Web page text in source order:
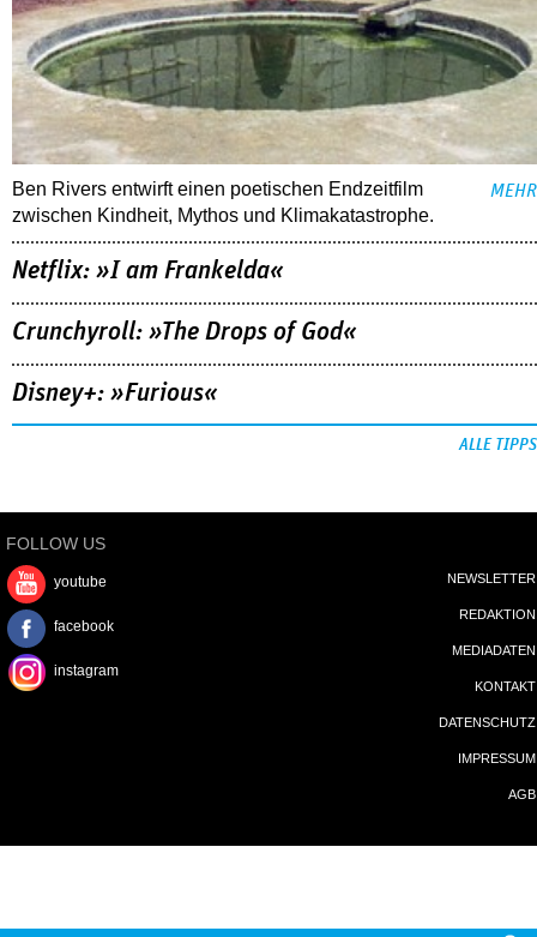
Ben Rivers entwirft einen poetischen Endzeitfilm
zwischen Kindheit, Mythos und Klimakatastrophe.
MEHR
Netflix: »I am Frankelda«
Crunchyroll: »The Drops of God«
Disney+: »Furious«
ALLE TIPPS
FOLLOW US
youtube
facebook
instagram
NEWSLETTER
REDAKTION
MEDIADATEN
KONTAKT
DATENSCHUTZ
IMPRESSUM
AGB